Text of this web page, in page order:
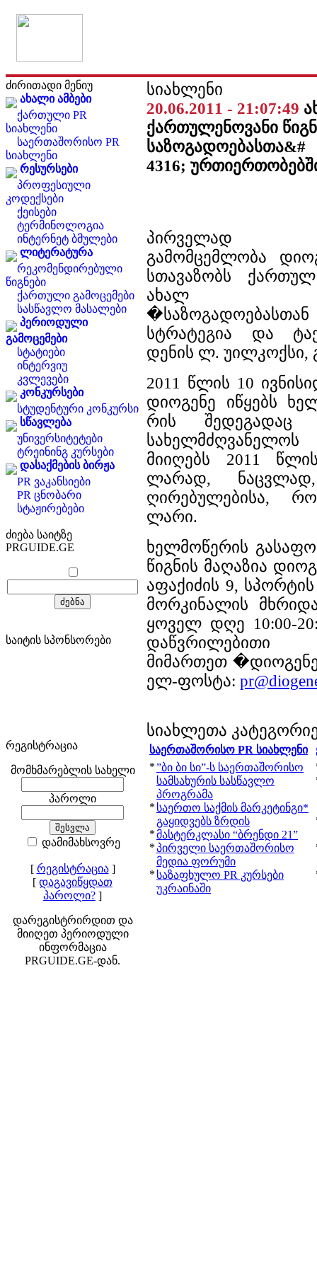
ძირითადი მენიუ
ახალი ამბები
ქართული PR
სიახლენი
საერთაშორისო PR
სიახლენი
რესურსები
პროფესიული
კოდექსები
ქეისები
ტერმინოლოგია
ინტერნეტ ბმულები
ლიტერატურა
რეკომენდირებული
წიგნები
ქართული გამოცემები
სასწავლო მასალები
პერიოდული
გამოცემები
სტატიები
ინტერვიუ
კვლევები
კონკურსები
სტუდენტური კონკურსი
სწავლება
უნივერსიტეტები
ტრეინინგ კურსები
დასაქმების ბირჟა
PR ვაკანსიები
PR ცნობარი
სტაჟირებები
ძიება საიტზე
PRGUIDE.GE
საიტის სპონსორები
რეგისტრაცია
მომხმარებლის სახელი
პაროლი
დამიმახსოვრე
[ რეგისტრაცია]
[ დაგავიწყდათ
პაროლი? ]
დარეგისტრირდით და
მიიღეთ პერიოდული
ინფორმაცია
PRGUIDE.GE-დან.
სიახლენი
20.06.2011 - 21:07:49
ქართულენოვანი
საზოგადოებასთა&#
4316;
პირველად
გამომცემლობა
სთავაზობს
ახალ
სტრატეგია და
დენის ლ. უილკოქსი,
2011 წლის 10
დიოგენე იწყებს
რის შედეგადაც
მიიღებს 2011
ლარად,
ღირებულებისა,
ლარი.
ხელმოწერის
წიგნის მაღაზია
აფაქიძის 9,
მორკინალის
ყოველ დღე 10:00-
დაწვრილებითი
მიმართეთ
ელ-ფოსტა:
სიახლეთა
საერთაშორისო PR სიახლენი
*”ბი ბი სი”-ს საერთაშორისო
სამსახურის სასწავლო
პროგრამა
* საერთო საქმის მარკეტინგი*
გაყიდვებს ზრდის
*მასტერკლასი “ბრენდი 21”
*პირველი საერთაშორისო
მედია ფორუმი
* საზაფხულო PR კურსები
უკრაინაში